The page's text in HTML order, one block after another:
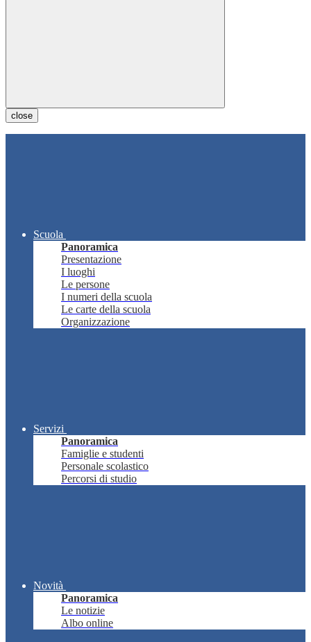
close
Scuola
Panoramica
Presentazione
I luoghi
Le persone
I numeri della scuola
Le carte della scuola
Organizzazione
Servizi
Panoramica
Famiglie e studenti
Personale scolastico
Percorsi di studio
Novità
Panoramica
Le notizie
Albo online